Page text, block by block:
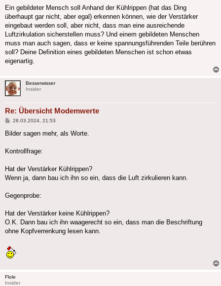
Ein gebildeter Mensch soll Anhand der Kühlrippen (hat das Ding
überhaupt gar nicht, aber egal) erkennen können, wie der Verstärker
eingebaut werden soll, aber nicht, dass man eine ausreichende
Luftzirkulation sicherstellen muss? Und einem gebildeten Menschen
muss man auch sagen, dass er keine spannungsführenden Teile berühren
soll? Deine Definition eines gebildeten Menschen ist schon etwas
eigenartig.
Besserwisser
Insider
Re: Übersicht Modemwerte
Beitrag
28.03.2024, 21:53
Bilder sagen mehr, als Worte.
Kontrollfrage:
Hat der Verstärker Kühlrippen?
Wenn ja, dann bau ich ihn so ein, dass die Luft zirkulieren kann.
Gegenprobe:
Hat der Verstärker keine Kühlrippen?
O.K. Dann bau ich ihn waagerecht so ein, dass man die Beschriftung
ohne Kopfverrenkung lesen kann.
Flole
Insider